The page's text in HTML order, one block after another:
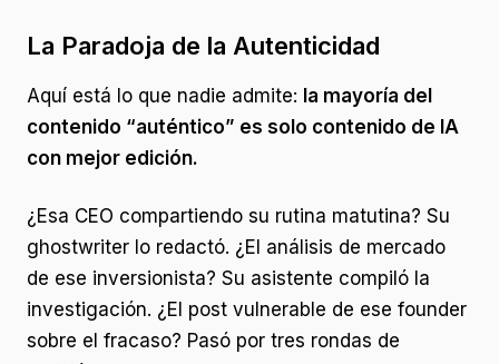
La Paradoja de la Autenticidad
Aquí está lo que nadie admite: la mayoría del
contenido “auténtico” es solo contenido de IA
con mejor edición.
¿Esa CEO compartiendo su rutina matutina? Su
ghostwriter lo redactó. ¿El análisis de mercado
de ese inversionista? Su asistente compiló la
investigación. ¿El post vulnerable de ese founder
sobre el fracaso? Pasó por tres rondas de